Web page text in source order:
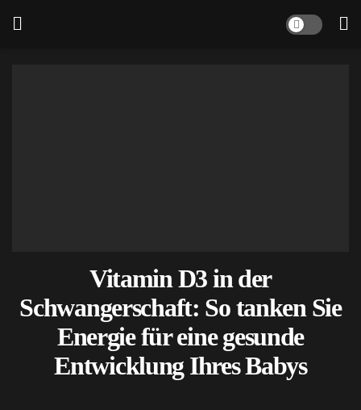
Vitamin D3 in der
Schwangerschaft: So tanken Sie
Energie für eine gesunde
Entwicklung Ihres Babys